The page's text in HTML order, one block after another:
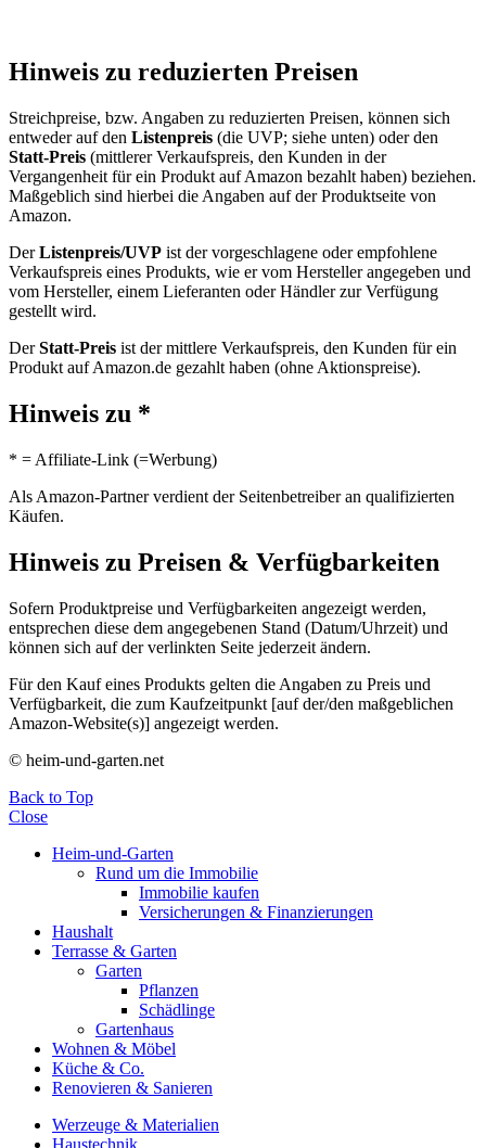
Hinweis zu reduzierten Preisen
Streichpreise, bzw. Angaben zu reduzierten Preisen, können sich
entweder auf den Listenpreis (die UVP; siehe unten) oder den
Statt-Preis (mittlerer Verkaufspreis, den Kunden in der
Vergangenheit für ein Produkt auf Amazon bezahlt haben) beziehen.
Maßgeblich sind hierbei die Angaben auf der Produktseite von
Amazon.
DerListenpreis/UVP ist der vorgeschlagene oder empfohlene
Verkaufspreis eines Produkts, wie er vom Hersteller angegeben und
vom Hersteller, einem Lieferanten oder Händler zur Verfügung
gestellt wird.
DerStatt-Preis ist der mittlere Verkaufspreis, den Kunden für ein
Produkt auf Amazon.de gezahlt haben (ohne Aktionspreise).
Hinweis zu *
* = Affiliate-Link (=Werbung)
Als Amazon-Partner verdient der Seitenbetreiber an qualifizierten
Käufen.
Hinweis zu Preisen & Verfügbarkeiten
Sofern Produktpreise und Verfügbarkeiten angezeigt werden,
entsprechen diese dem angegebenen Stand (Datum/Uhrzeit) und
können sich auf der verlinkten Seite jederzeit ändern.
Für den Kauf eines Produkts gelten die Angaben zu Preis und
Verfügbarkeit, die zum Kaufzeitpunkt [auf der/den maßgeblichen
Amazon-Website(s)] angezeigt werden.
© heim-und-garten.net
Back to Top
Close
Heim-und-Garten
Rund um die Immobilie
Immobilie kaufen
Versicherungen & Finanzierungen
Haushalt
Terrasse & Garten
Garten
Pflanzen
Schädlinge
Gartenhaus
Wohnen & Möbel
Küche & Co.
Renovieren & Sanieren
Werzeuge & Materialien
Haustechnik